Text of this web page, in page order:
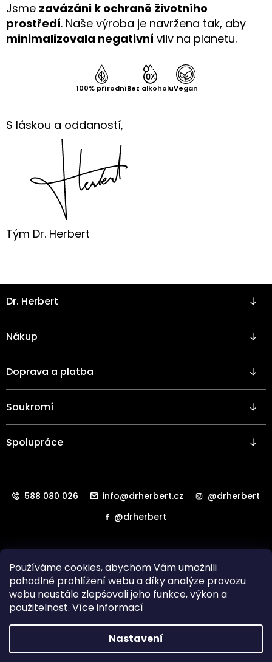
Používáme cookies, abychom Vám umožnili
pohodlné prohlížení webu a díky analýze provozu
webu neustále zlepšovali jeho funkce, výkon a
použitelnost. Více informací
Nastavení
Jsme zavázáni k ochraně životního
prostředí. Naše výroba je navržena tak, aby
minimalizovala negativní vliv na planetu.
100% přírodníBez alkoholuVegan
S láskou a oddaností,
Tým Dr. Herbert
á
p
a
Dr. Herbert
Nákup
Doprava a platba
Soukromí
Spolupráce
588 080 026 info@drherbert.cz
@drherbert
@drherbert
Všechna práva vyhrazena. Copyright
s.r.o.2024. VytvořilShoptet